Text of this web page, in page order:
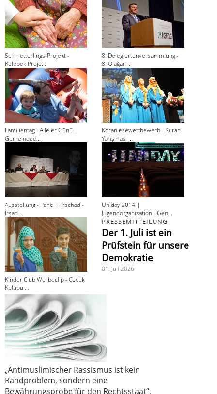
Schmetterlings-Projekt -
Kelebek Proje...
8. Delegiertenversammlung -
8. Olağan ...
Familientag - Aileler Günü |
Gemeindee...
Koranlesewettbewerb - Kuran
Yarışması ...
Ausstellung - Panel | Irschad -
İrşad ...
Uniday 2014 |
Jugendorganisation - Gen...
Kinder Club Werbeclip - Çocuk
Kulübü ...
PRESSEMITTEILUNG
Der 1. Juli ist ein
Prüfstein für unsere
Demokratie
01. Juli 2026
„Antimuslimischer Rassismus ist kein
Randproblem, sondern eine
Bewährungsprobe für den Rechtsstaat“,